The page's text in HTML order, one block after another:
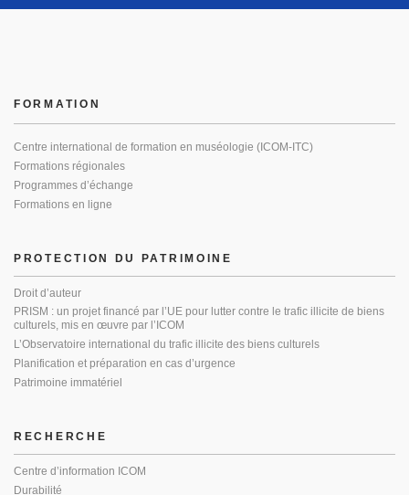
PROTECTION DU PATRIMOINE
Droit d’auteur
PRISM : un projet financé par l’UE pour lutter contre le trafic illicite de biens
culturels, mis en œuvre par l’ICOM
L’Observatoire international du trafic illicite des biens culturels
Planification et préparation en cas d’urgence
Patrimoine immatériel
FORMATION
Centre international de formation en muséologie (ICOM-ITC)
Formations régionales
Programmes d’échange
Formations en ligne
RECHERCHE
Centre d’information ICOM
Durabilité